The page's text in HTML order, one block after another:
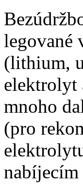
legované
(lithium,
elektrolyt
mnoho
(pro